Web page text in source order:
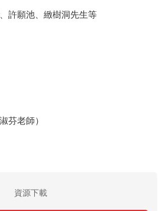
許願池、緻樹洞先生等
芬老師）
資源下載